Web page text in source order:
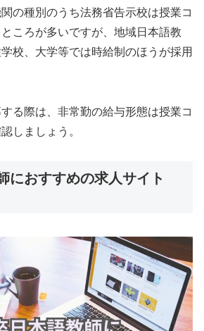
の種別のうち法務省告示校は授業コ
ころが多いですが、地域日本語教
校、大学等では時給制のほうが採用
る際は、非常勤の給与形態は授業コ
しましょう。
におすすめの求人サイト